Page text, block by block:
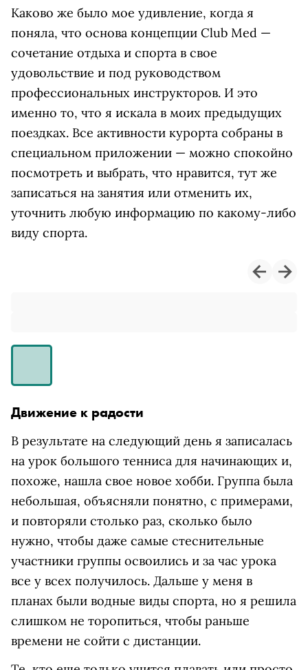
Каково же было мое удивление, когда я
поняла, что основа концепции Club Med —
сочетание отдыха и спорта в свое
удовольствие и под руководством
профессиональных инструкторов. И это
именно то, что я искала в моих предыдущих
поездках. Все активности курорта собраны в
специальном приложении — можно спокойно
посмотреть и выбрать, что нравится, тут же
записаться на занятия или отменить их,
уточнить любую информацию по какому-либо
виду спорта.
Движение к радости
В результате на следующий день я записалась
на урок большого тенниса для начинающих и,
похоже, нашла свое новое хобби. Группа была
небольшая, объясняли понятно, с примерами,
и повторяли столько раз, сколько было
нужно, чтобы даже самые стеснительные
участники группы освоились и за час урока
все у всех получилось. Дальше у меня в
планах были водные виды спорта, но я решила
слишком не торопиться, чтобы раньше
времени не сойти с дистанции.